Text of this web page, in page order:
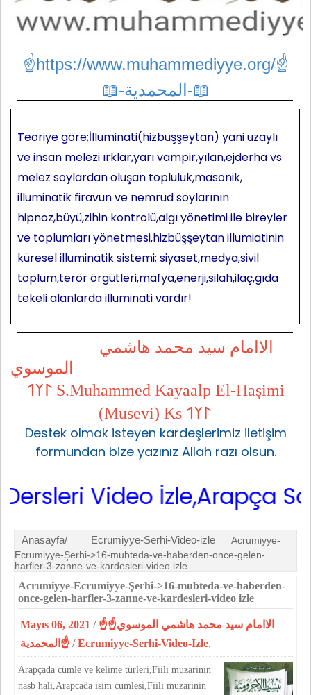
☝https://www.muhammediyye.org/☝
📖-المحمدية-📖
Teoriye göre;İlluminati(hizbüşşeytan) yani uzaylı
ve insan melezi ırklar,yarı vampir,yılan,ejderha vs
melez soylardan oluşan topluluk,masonik,
illuminatik firavun ve nemrud soylarının
hipnoz,büyü,zihin kontrolü,algı yönetimi ile bireyler
ve toplumları yönetmesi,hizbüşşeytan illumiatinin
küresel illuminatik sistemi; siyaset,medya,sivil
toplum,terör örgütleri,mafya,enerji,silah,ilaç,gıda
tekeli alanlarda illuminati vardır!
الاامام سيد محمد هاشمي
الموسوي
𐰃𐰠𐰯 S.Muhammed Kayaalp El-Haşimi
(Musevi) Ks 𐰃𐰠𐰯
Destek olmak isteyen kardeşlerimiz iletişim
formundan bize yazınız Allah razı olsun.
Video İzle,Arapça
Anasayfa/ Ecrumiyye-Serhi-Video-izle
Acrumiyye-
Ecrumiyye-Şerhi->16-mubteda-ve-haberden-once-gelen-
harfler-3-zanne-ve-kardesleri-video izle
Acrumiyye-Ecrumiyye-Şerhi->16-mubteda-ve-haberden-
once-gelen-harfler-3-zanne-ve-kardesleri-video izle
Mayıs 06, 2021 / ☝الاامام سيد محمد هاشمي الموسوي☝
المحمدية☝ /Ecrumiyye-Serhi-Video-Izle,
Arapçada cümle ve kelime türleri,Fiili muzarinin
nasb hali,Arapcada isim cumlesi,Fiili muzarinin